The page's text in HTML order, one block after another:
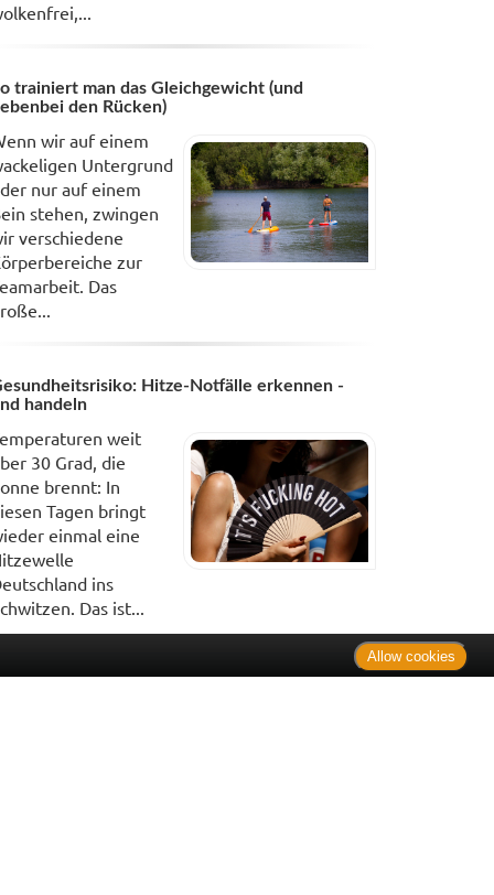
trainiert man das Gleichgewicht (und
den Rücken)
wir auf einem
Untergrund
nur auf einem
stehen, zwingen
verschiedene
zur
Das
Hitze-Notfälle erkennen -
handeln
weit
30 Grad, die
brennt: In
Tagen bringt
einmal eine
ins
Das ist...
Allow cookies